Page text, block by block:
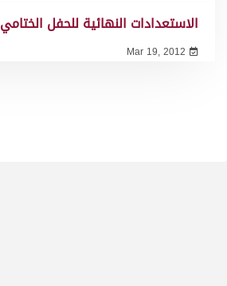
الاستعدادات النهائية للحفل الختامي
Mar 19, 2012